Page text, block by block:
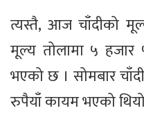
त्यस्तै, आज चाँदीको
मूल्य तोलामा ५ हजार
भएको छ । सोमबार
रुपैयाँ कायम भएको